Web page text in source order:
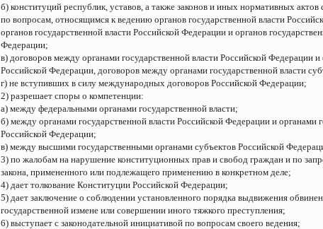
б) конституций республик, уставов, а также законов и иных нормативных
по вопросам, относящимся к ведению органов государственной власти
органов государственной власти Российской Федерации и органов
Федерации;
в) договоров между органами государственной власти Российской Федерации
Российской Федерации, договоров между органами государственной власти
г) не вступивших в силу международных договоров Российской Федерации;
2) разрешает споры о компетенции:
а) между федеральными органами государственной власти;
б) между органами государственной власти Российской Федерации и органами
Российской Федерации;
в) между высшими государственными органами субъектов Российской
3) по жалобам на нарушение конституционных прав и свобод граждан и по
закона, примененного или подлежащего применению в конкретном деле;
4) дает толкование Конституции Российской Федерации;
5) дает заключение о соблюдении установленного порядка выдвижения
государственной измене или совершении иного тяжкого преступления;
6) выступает с законодательной инициативой по вопросам своего ведения;